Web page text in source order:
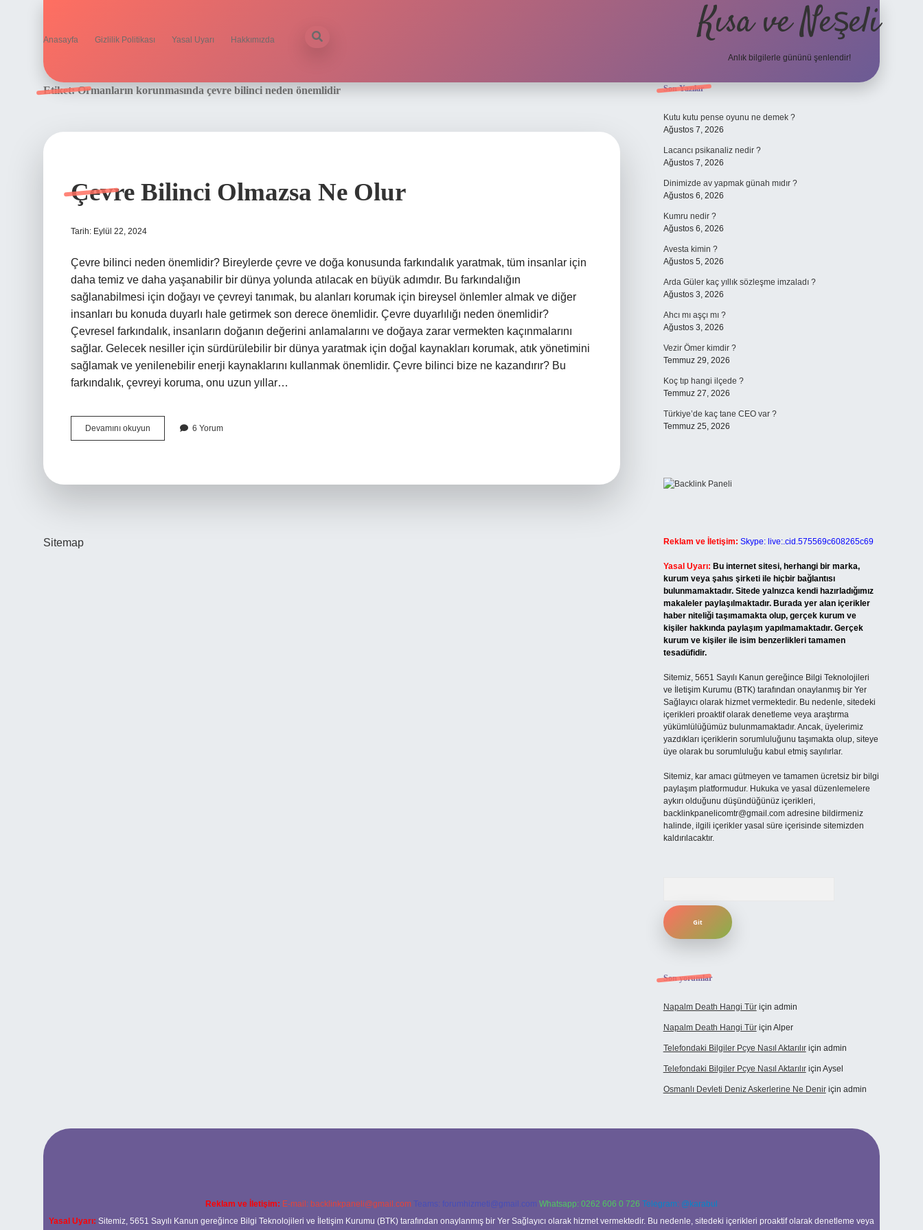
Anasayfa Gizlilik Politikası Yasal Uyarı Hakkımızda Kısa ve Neşeli
Anlık bilgilerle gününü şenlendir!
Etiket:Ormanların korunmasında çevre bilinci neden önemlidir
Çevre Bilinci Olmazsa Ne Olur
Tarih: Eylül 22, 2024
Çevre bilinci neden önemlidir? Bireylerde çevre ve doğa konusunda farkındalık yaratmak, tüm insanlar için
daha temiz ve daha yaşanabilir bir dünya yolunda atılacak en büyük adımdır. Bu farkındalığın
sağlanabilmesi için doğayı ve çevreyi tanımak, bu alanları korumak için bireysel önlemler almak ve diğer
insanları bu konuda duyarlı hale getirmek son derece önemlidir. Çevre duyarlılığı neden önemlidir?
Çevresel farkındalık, insanların doğanın değerini anlamalarını ve doğaya zarar vermekten kaçınmalarını
sağlar. Gelecek nesiller için sürdürülebilir bir dünya yaratmak için doğal kaynakları korumak, atık yönetimini
sağlamak ve yenilenebilir enerji kaynaklarını kullanmak önemlidir. Çevre bilinci bize ne kazandırır? Bu
farkındalık, çevreyi koruma, onu uzun yıllar…
Devamını okuyun
Bilinci
6 Yorum
Sitemap
Sidebar
Son Yazılar
Kutu kutu pense oyunu ne demek ?
Ağustos 7, 2026
Lacancı psikanaliz nedir ?
Ağustos 7, 2026
Dinimizde av yapmak günah mıdır ?
Ağustos 6, 2026
Kumru nedir ?
Ağustos 6, 2026
Avesta kimin ?
Ağustos 5, 2026
Arda Güler kaç yıllık sözleşme imzaladı ?
Ağustos 3, 2026
Ahcı mı aşçı mı ?
Ağustos 3, 2026
Vezir Ömer kimdir ?
Temmuz 29, 2026
Koç tıp hangi ilçede ?
Temmuz 27, 2026
Türkiye’de kaç tane CEO var ?
Temmuz 25, 2026
Reklam ve İletişim: Skype: live:.cid.575569c608265c69
Yasal Uyarı: Bu internet sitesi, herhangi bir marka,
kurum veya şahıs şirketi ile hiçbir bağlantısı
bulunmamaktadır. Sitede yalnızca kendi hazırladığımız
makaleler paylaşılmaktadır. Burada yer alan içerikler
haber niteliği taşımamakta olup, gerçek kurum ve
kişiler hakkında paylaşım yapılmamaktadır. Gerçek
kurum ve kişiler ile isim benzerlikleri tamamen
tesadüfidir.
Sitemiz, 5651 Sayılı Kanun gereğince Bilgi Teknolojileri
ve İletişim Kurumu (BTK) tarafından onaylanmış bir Yer
Sağlayıcı olarak hizmet vermektedir. Bu nedenle, sitedeki
içerikleri proaktif olarak denetleme veya araştırma
yükümlülüğümüz bulunmamaktadır. Ancak, üyelerimiz
yazdıkları içeriklerin sorumluluğunu taşımakta olup, siteye
üye olarak bu sorumluluğu kabul etmiş sayılırlar.
Sitemiz, kar amacı gütmeyen ve tamamen ücretsiz bir bilgi
paylaşım platformudur. Hukuka ve yasal düzenlemelere
aykırı olduğunu düşündüğünüz içerikleri,
backlinkpanelicomtr@gmail.comadresine bildirmeniz
halinde, ilgili içerikler yasal süre içerisinde sitemizden
kaldırılacaktır.
Son yorumlar
Napalm Death Hangi Türiçin admin
Napalm Death Hangi Türiçin Alper
Telefondaki Bilgiler Pcye Nasıl Aktarılıriçin admin
Telefondaki Bilgiler Pcye Nasıl Aktarılıriçin Aysel
Osmanlı Devleti Deniz Askerlerine Ne Deniriçin admin
Reklam ve İletişim: E-mail: backlinkpaneli@gmail.com Teams: forumhizmeti@gmail.com Whatsapp: 0262 606 0 726 Telegram: @karabul
Yasal Uyarı: Sitemiz, 5651 Sayılı Kanun gereğince Bilgi Teknolojileri ve İletişim Kurumu (BTK) tarafından onaylanmış bir Yer Sağlayıcı olarak hizmet vermektedir. Bu nedenle, sitedeki içerikleri proaktif olarak denetleme veya